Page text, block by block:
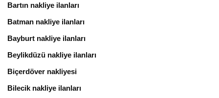
Bartın nakliye ilanları
Batman nakliye ilanları
Bayburt nakliye ilanları
Beylikdüzü nakliye ilanları
Biçerdöver nakliyesi
Bilecik nakliye ilanları